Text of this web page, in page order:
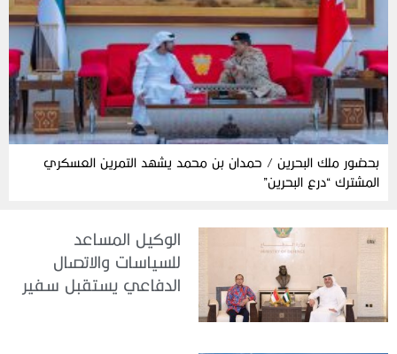
بحضور ملك البحرين / حمدان بن محمد يشهد التمرين العسكري
المشترك “درع البحرين”
الوكيل المساعد
للسياسات والاتصال
الدفاعي يستقبل سفير